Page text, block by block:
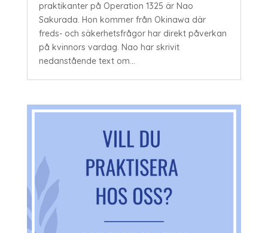
praktikanter på Operation 1325 är Nao
Sakurada. Hon kommer från Okinawa där
freds- och säkerhetsfrågor har direkt påverkan
på kvinnors vardag. Nao har skrivit
nedanstående text om...